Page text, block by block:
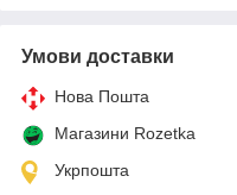
Умови доставки
Нова Пошта
Магазини Rozetka
Укрпошта